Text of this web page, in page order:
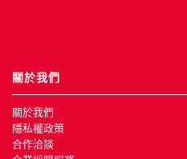
關於我們
關於我們
隱私權政策
合作洽談